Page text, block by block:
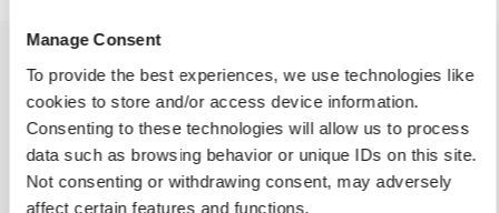
Manage Consent
To provide the best experiences, we use technologies like
cookies to store and/or access device information.
Consenting to these technologies will allow us to process
data such as browsing behavior or unique IDs on this site.
Not consenting or withdrawing consent, may adversely
affect certain features and functions.